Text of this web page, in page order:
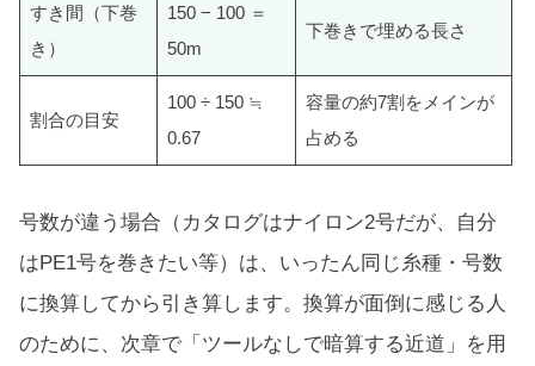
すき間（下巻
き）
150 − 100 ＝
50m
下巻きで埋める長さ
割合の目安
100 ÷ 150 ≒
0.67
容量の約7割をメインが
占める
号数が違う場合（カタログはナイロン2号だが、自分
はPE1号を巻きたい等）は、いったん同じ糸種・号数
に換算してから引き算します。換算が面倒に感じる人
のために、次章で「ツールなしで暗算する近道」を用